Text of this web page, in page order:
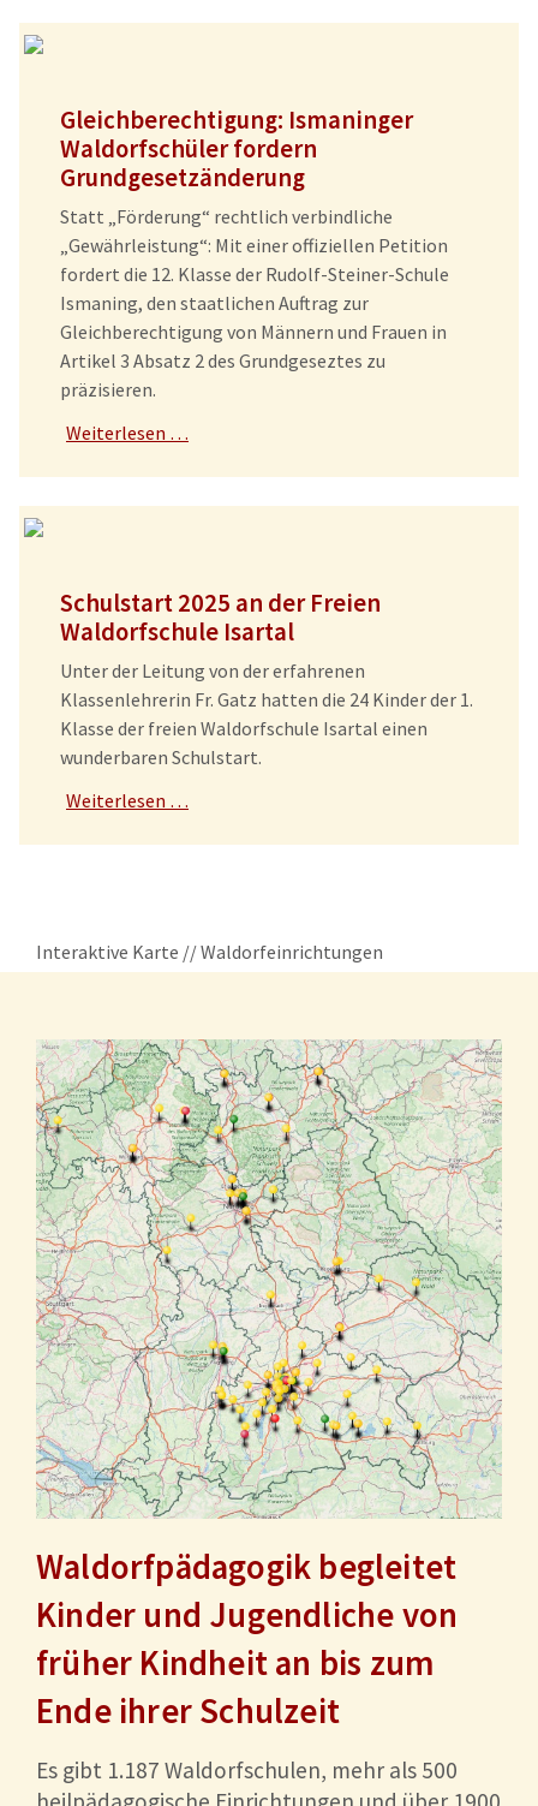
Gleichberechtigung: Ismaninger
Waldorfschüler fordern
Grundgesetzänderung
Statt „Förderung“ rechtlich verbindliche
„Gewährleistung“: Mit einer offiziellen Petition
fordert die 12. Klasse der Rudolf-Steiner-Schule
Ismaning, den staatlichen Auftrag zur
Gleichberechtigung von Männern und Frauen in
Artikel 3 Absatz 2 des Grundgeseztes zu
präzisieren.
Weiterlesen …
Schulstart 2025 an der Freien
Waldorfschule Isartal
Unter der Leitung von der erfahrenen
Klassenlehrerin Fr. Gatz hatten die 24 Kinder der 1.
Klasse der freien Waldorfschule Isartal einen
wunderbaren Schulstart.
Weiterlesen …
Interaktive Karte // Waldorfeinrichtungen
Waldorfpädagogik begleitet
Kinder und Jugendliche von
früher Kindheit an bis zum
Ende ihrer Schulzeit
Es gibt 1.187 Waldorfschulen, mehr als 500